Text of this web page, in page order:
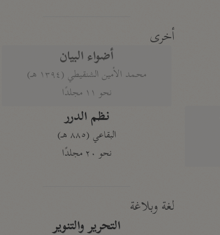
أخرى
أضواء البيان
محمد الأمين الشنقيطي (١٣٩٤ هـ)
نحو ١١ مجلدًا
نظم الدرر
البقاعي (٨٨٥ هـ)
نحو ٢٠ مجلدًا
لغة وبلاغة
التحرير والتنوير